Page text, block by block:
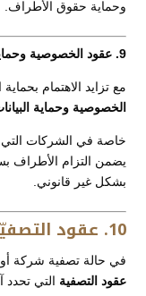
وحماية حقوق الأطراف.
9. عقود الخصوصية وحماية البيانات
مع تزايد الاهتمام
الخصوصية وحماية
خاصة في الشركات التي
يضمن التزام الأطراف
بشكل غير قانوني.
10. عقود التصفيّة والشركات المنحلة
في حالة تصفية شركة
عقود التصفية التي تحدد